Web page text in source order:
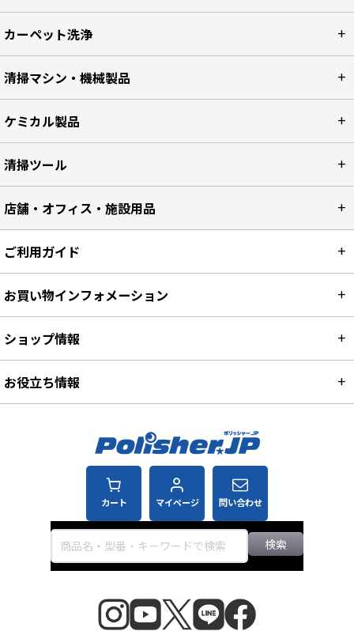
カーペット洗浄
清掃マシン・機械製品
ケミカル製品
清掃ツール
店舗・オフィス・施設用品
カート マイページ 問い合わせ
検索
ご利用ガイド
お買い物インフォメーション
ショップ情報
お役立ち情報